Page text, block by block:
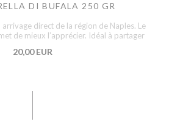
DI BUFALA 250 GR
arrivage direct de la région de Naples. Le
de mieux l’apprécier. Idéal à partager
20,00 EUR